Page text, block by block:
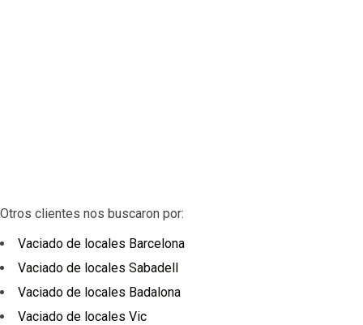
Otros clientes nos buscaron por:
Vaciado de locales Barcelona
Vaciado de locales Sabadell
Vaciado de locales Badalona
Vaciado de locales Vic